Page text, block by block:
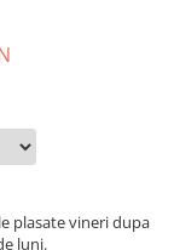
plasate vineri dupa
luni.